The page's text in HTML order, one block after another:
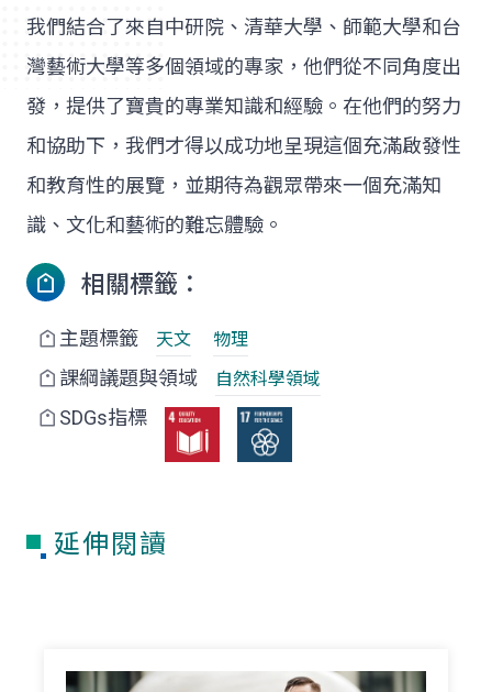
我們結合了來自中研院、清華大學、師範大學和台
灣藝術大學等多個領域的專家，他們從不同角度出
發，提供了寶貴的專業知識和經驗。在他們的努力
和協助下，我們才得以成功地呈現這個充滿啟發性
和教育性的展覽，並期待為觀眾帶來一個充滿知
識、文化和藝術的難忘體驗。
相關標籤：
主題標籤 天文 物理
課綱議題與領域 自然科學領域
SDGs指標
延伸閱讀